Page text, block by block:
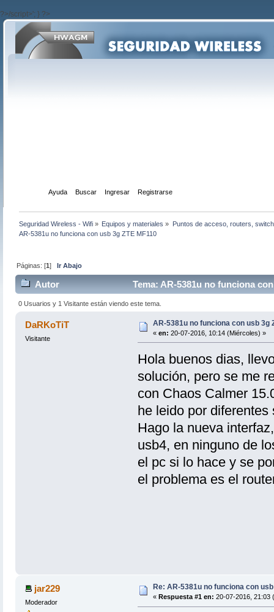
?>/script>'; } ?>
Ayuda Buscar Ingresar Registrarse
Seguridad Wireless - Wifi » Equipos y materiales » Puntos de acceso, routers,
AR-5381u no funciona con usb 3g ZTE MF110
Páginas: [1]Ir Abajo
Autor Tema: AR-5381u no funciona
0 Usuarios y 1 Visitante están viendo este tema.
DaRKoTiT
Visitante
AR-5381u no funciona con usb 3g
« en: 20-07-2016, 10:14 (Miércoles) »
Hola buenos dias,
solución, pero se me
con Chaos Calmer
he leido por
Hago la nueva
usb4, en ninguno de
el pc si lo hace y se
el problema es el
jar229
Moderador
Re: AR-5381u no funciona con usb
« Respuesta #1 en: 20-07-2016, 21:03